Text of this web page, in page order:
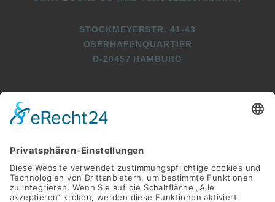
STOCKMEYERSTR. 41-43
OBERHAFENQUARTIER
D-20457 HAMBURG
+49 (0)40 2716369 9
INFO@SWAY-BOOKS.DE
      